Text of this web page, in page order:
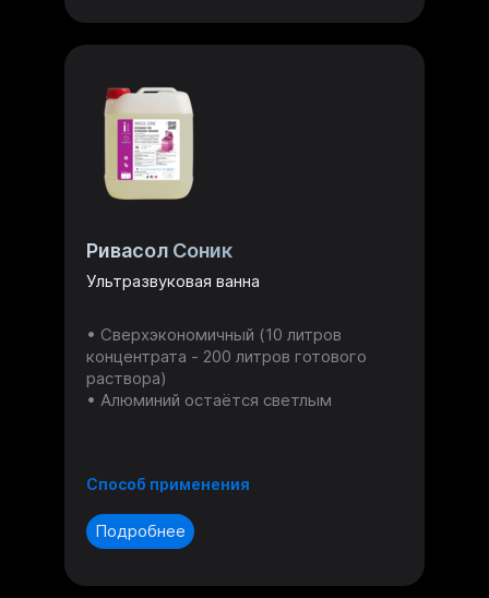
Ривасол Соник
Ультразвуковая ванна
Сверхэкономичный (10 литров
концентрата - 200 литров готового
раствора)
Алюминий остаётся светлым
Способ применения
Подробнее